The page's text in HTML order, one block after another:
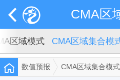
区域模式 CMA区域集合模
数值预报 CMA区域集合模式